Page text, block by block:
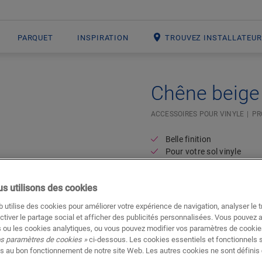
PARQUET INSPIRATION TROUVEZ INSTALLATEUR
Chêne
ACCESSOIRES POUR VINYLE
Belle finition
Pour votre sol vinyle
utilisons des cookies
utilise des cookies pour améliorer votre expérience de navigation, analyser le
le partage social et afficher des publicités personnalisées. Vous pouvez
ou les cookies analytiques, ou vous pouvez modifier vos paramètres de
paramètres de cookies »ci-dessous. Les cookies essentiels et fonctionnels
au bon fonctionnement de notre site Web. Les autres cookies ne sont définis